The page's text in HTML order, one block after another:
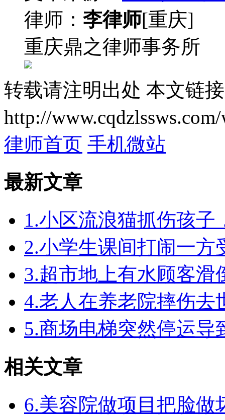
律师： 李律师[重庆]
重庆鼎之律师事务所
转载请注明出处 本文链
http://
律师首页 手机微站
最新文章
1.小区流浪猫抓伤孩子
2.小学生课间打闹一
3.超市地上有水顾客
4.老人在养老院摔伤去
5.商场电梯突然停运
相关文章
6.美容院做项目把脸做